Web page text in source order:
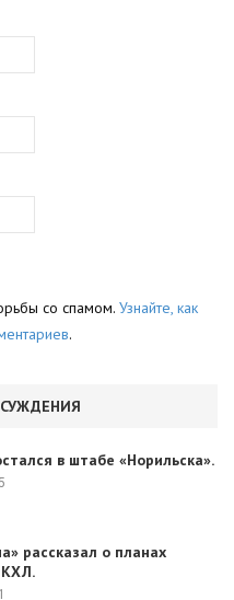
со спамом. Узнайте, как
.
в штабе «Норильска».
рассказал о планах
КХЛ.